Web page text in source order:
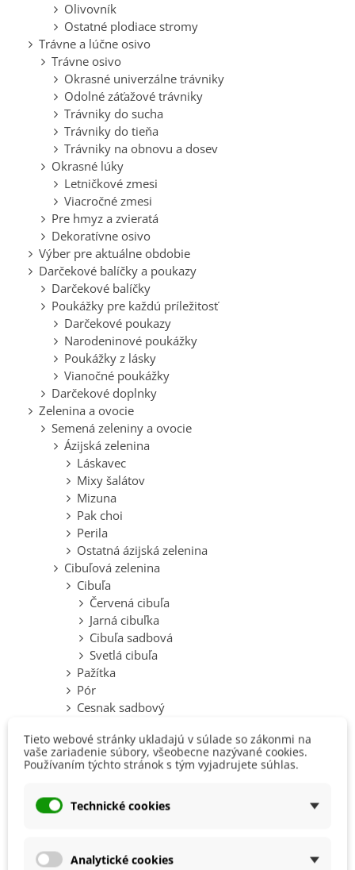
Olivovník
Ostatné plodiace stromy
Trávne a lúčne osivo
Trávne osivo
Okrasné univerzálne trávniky
Odolné záťažové trávniky
Trávniky do sucha
Trávniky do tieňa
Trávniky na obnovu a dosev
Okrasné lúky
Letničkové zmesi
Viacročné zmesi
Pre hmyz a zvieratá
Dekoratívne osivo
Výber pre aktuálne obdobie
Darčekové balíčky a poukazy
Darčekové balíčky
Poukážky pre každú príležitosť
Darčekové poukazy
Narodeninové poukážky
Poukážky z lásky
Vianočné poukážky
Darčekové doplnky
Zelenina a ovocie
Semená zeleniny a ovocie
Ázijská zelenina
Láskavec
Mixy šalátov
Mizuna
Pak choi
Perila
Ostatná ázijská zelenina
Cibuľová zelenina
Cibuľa
Červená cibuľa
Jarná cibuľka
Cibuľa sadbová
Svetlá cibuľa
Pažítka
Pór
Cesnak sadbový
Brokolica
Fenikel
Karfiol
Rebarbora
Tieto webové stránky ukladajú v súlade so zákonmi na
vaše zariadenie súbory, všeobecne nazývané cookies.
Používaním týchto stránok s tým vyjadrujete súhlas.
Technické cookies
Analytické cookies